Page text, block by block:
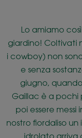
Lo amiamo
giardino! Coltivati
i cowboy) non
e senza
giugno,
Gaillac è a pochi
poi essere
nostro fiordaliso
idrolato arriva